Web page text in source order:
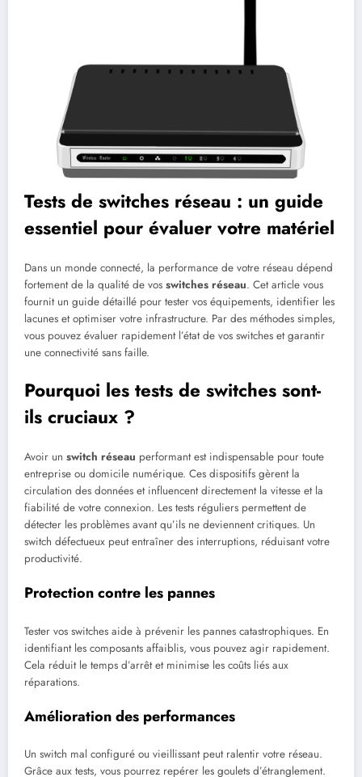
Tests de switches réseau : un guide
essentiel pour évaluer votre matériel
Dans un monde connecté, la performance de votre réseau dépend
fortement de la qualité de vos switches réseau. Cet article vous
fournit un guide détaillé pour tester vos équipements, identifier les
lacunes et optimiser votre infrastructure. Par des méthodes simples,
vous pouvez évaluer rapidement l’état de vos switches et garantir
une connectivité sans faille.
Pourquoi les tests de switches sont-
ils cruciaux ?
Avoir un switch réseau performant est indispensable pour toute
entreprise ou domicile numérique. Ces dispositifs gèrent la
circulation des données et influencent directement la vitesse et la
fiabilité de votre connexion. Les tests réguliers permettent de
détecter les problèmes avant qu’ils ne deviennent critiques. Un
switch défectueux peut entraîner des interruptions, réduisant votre
productivité.
Protection contre les pannes
Tester vos switches aide à prévenir les pannes catastrophiques. En
identifiant les composants affaiblis, vous pouvez agir rapidement.
Cela réduit le temps d’arrêt et minimise les coûts liés aux
réparations.
Amélioration des performances
Un switch mal configuré ou vieillissant peut ralentir votre réseau.
Grâce aux tests, vous pourrez repérer les goulets d’étranglement.